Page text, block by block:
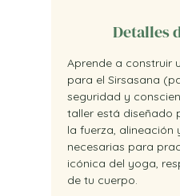
Detalles
Aprende a construir
para el Sirsasana
seguridad y
taller está diseñado
la fuerza, alineación
necesarias para
icónica del yoga,
de tu cuerpo.